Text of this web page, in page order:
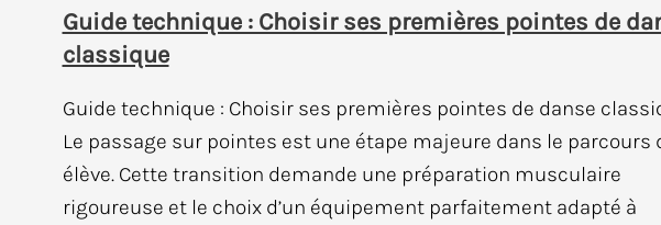
Guide technique : Choisir ses premières pointes de
classique
Guide technique : Choisir ses premières pointes de danse
Le passage sur pointes est une étape majeure dans le parcours
élève. Cette transition demande une préparation musculaire
rigoureuse et le choix d’un équipement parfaitement adapté à